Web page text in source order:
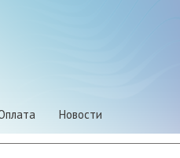
Новости